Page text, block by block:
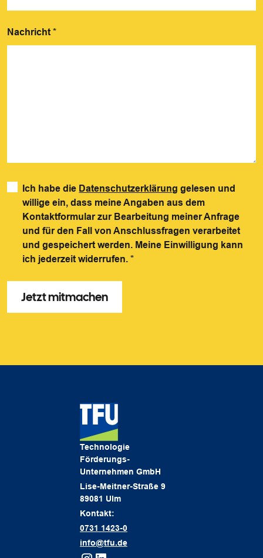
Nachricht *
Ich habe die Datenschutzerklärung gelesen und
willige ein, dass meine Angaben aus dem
Kontaktformular zur Bearbeitung meiner Anfrage
und für den Fall von Anschlussfragen verarbeitet
und gespeichert werden. Meine Einwilligung kann
ich jederzeit widerrufen.*
Technologie
Förderungs-
Unternehmen GmbH
Lise-Meitner-Straße 9
89081 Ulm
Kontakt:
0731 1423-0
info@tfu.de